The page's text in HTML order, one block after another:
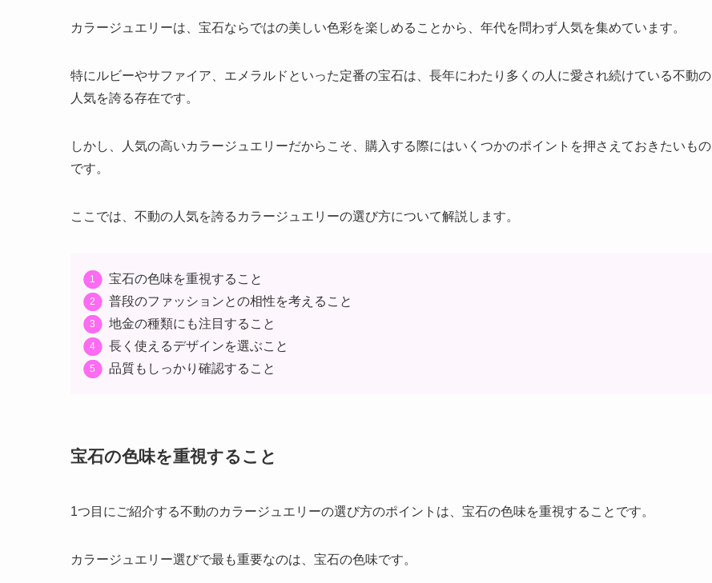
カラージュエリーは、宝石ならではの美しい色彩を楽しめることから、年代を問わず人気を集めています。
特にルビーやサファイア、エメラルドといった定番の宝石は、長年にわたり多くの人に愛され続けている不動の
人気を誇る存在です。
しかし、人気の高いカラージュエリーだからこそ、購入する際にはいくつかのポイントを押さえておきたいもの
です。
ここでは、不動の人気を誇るカラージュエリーの選び方について解説します。
宝石の色味を重視すること
普段のファッションとの相性を考えること
地金の種類にも注目すること
長く使えるデザインを選ぶこと
品質もしっかり確認すること
宝石の色味を重視すること
1つ目にご紹介する不動のカラージュエリーの選び方のポイントは、宝石の色味を重視することです。
カラージュエリー選びで最も重要なのは、宝石の色味です。